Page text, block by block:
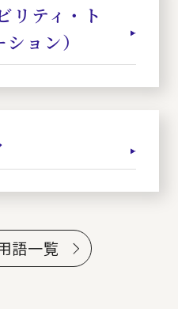
リティ・ト
ョン）
語一覧